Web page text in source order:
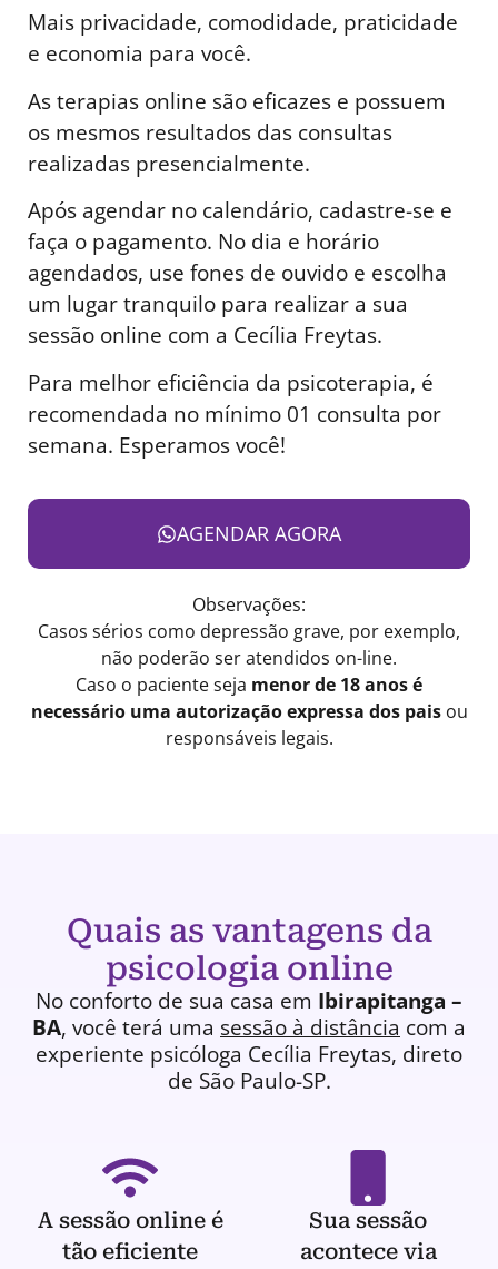
Mais privacidade, comodidade, praticidade
e economia para você.
As terapias online são eficazes e possuem
os mesmos resultados das consultas
realizadas presencialmente.
Após agendar no calendário, cadastre-se e
faça o pagamento. No dia e horário
agendados, use fones de ouvido e escolha
um lugar tranquilo para realizar a sua
sessão online com a Cecília Freytas.
Para melhor eficiência da psicoterapia, é
recomendada no mínimo 01 consulta por
semana. Esperamos você!
AGENDAR AGORA
Observações:
Casos sérios como depressão grave, por exemplo,
não poderão ser atendidos on-line.
Caso o paciente seja menor de 18 anos é
necessário uma autorização expressa dos paisou
responsáveis legais.
Quais as vantagens da
psicologia online
No conforto de sua casa em Ibirapitanga –
BA, você terá uma sessão à distância com a
experiente psicóloga Cecília Freytas, direto
de São Paulo-SP.
A sessão online é
tão eficiente
Sua sessão
acontece via